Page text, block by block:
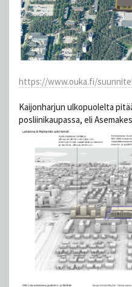
https://www.ouka.fi/
Kaijonharjun ulkopuolelta
posliinikaupassa, eli